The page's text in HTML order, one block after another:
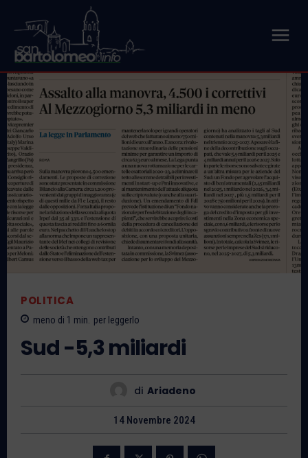
POLITICA
meno di 1 min. per leggerlo
Sud -5,3 miliardi
di Ariadeno
14 Novembre 2024